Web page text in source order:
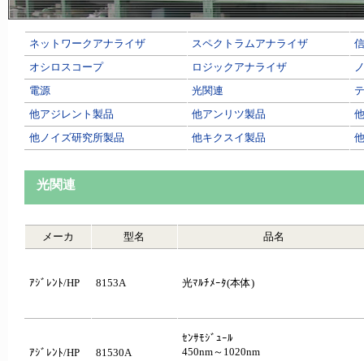
ネットワークアナライザ スペクトラムアナライザ
オシロスコープ
ロジックアナライザ
電源
光関連
他アジレント製品
他アンリツ製品
他ノイズ研究所製品
他キクスイ製品
光関連
メーカ 型名 品名
ｱｼﾞﾚﾝﾄ/HP 8153A 光ﾏﾙﾁﾒｰﾀ(本体)
ｱｼﾞﾚﾝﾄ/HP 81530A
ｾﾝｻﾓｼﾞｭｰﾙ
450nm～1020nm